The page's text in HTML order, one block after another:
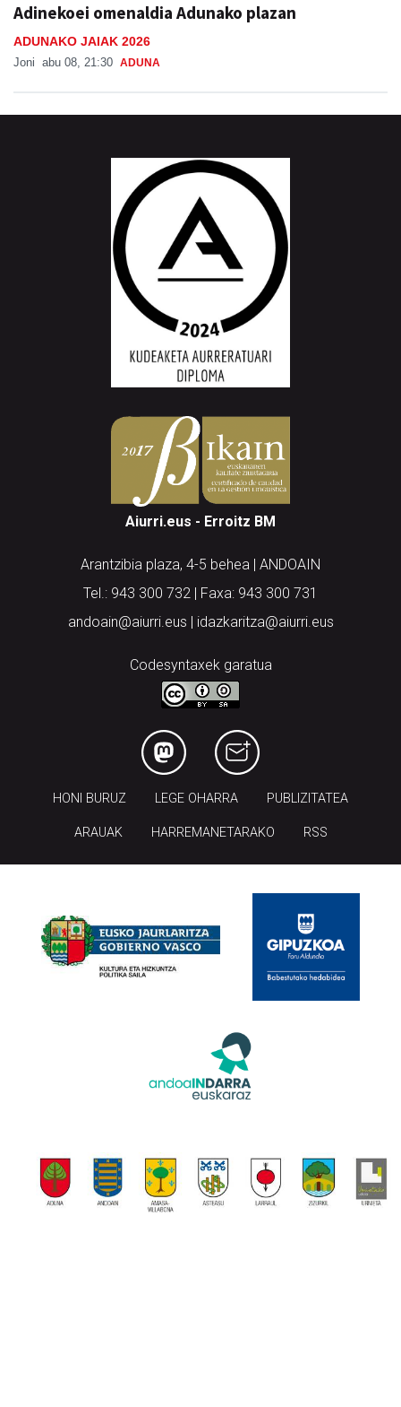
Adinekoei omenaldia Adunako plazan
ADUNAKO JAIAK 2026
Joni abu 08, 21:30 ADUNA
Aiurri.eus - Erroitz BM
Arantzibia plaza, 4-5 behea | ANDOAIN
Tel.: 943 300 732 | Faxa: 943 300 731
andoain@aiurri.eus | idazkaritza@aiurri.eus
Codesyntaxek garatua
HONI BURUZ LEGE OHARRA PUBLIZITATEA
ARAUAK HARREMANETARAKO RSS